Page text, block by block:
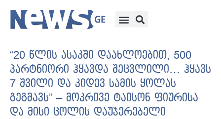
“20 წლის ასაკ­ში და­ახ­ლო­ე­ბით, 500
პარტნი­ო­რი ჰყავ­და შეც­ვლი­ლი… ჰყავს
7 შვილი და კიდევ სამის ყოლას
გეგმავს” – მოკრივე ტაისონ ფიურისა
და მისი ცოლის დაუჯერებელი